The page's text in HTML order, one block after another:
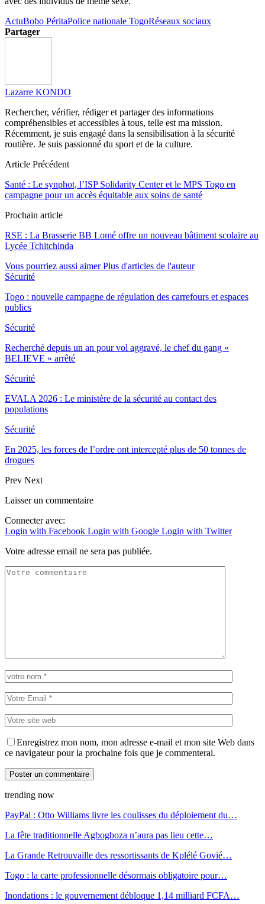
ActuBobo PéritaPolice nationale TogoRéseaux sociaux
Partager
Lazarre KONDO
Rechercher, vérifier, rédiger et partager des informations
compréhensibles et accessibles à tous, telle est ma mission.
Récemment, je suis engagé dans la sensibilisation à la sécurité
routière. Je suis passionné du sport et de la culture.
Article Précédent
Santé : Le synphot, l’ISP Solidarity Center et le MPS Togo en
campagne pour un accès équitable aux soins de santé
Prochain article
RSE : La Brasserie BB Lomé offre un nouveau bâtiment scolaire au
Lycée Tchitchinda
Vous pourriez aussi aimer Plus d'articles de l'auteur
Sécurité
Togo : nouvelle campagne de régulation des carrefours et espaces
publics
Sécurité
Recherché depuis un an pour vol aggravé, le chef du gang «
BELIEVE » arrêté
Sécurité
EVALA 2026 : Le ministère de la sécurité au contact des
populations
Sécurité
En 2025, les forces de l’ordre ont intercepté plus de 50 tonnes de
drogues
Prev Next
Laisser un commentaire
Connecter avec:
Login with Facebook Login with Google Login with Twitter
Votre adresse email ne sera pas publiée.
Enregistrez mon nom, mon adresse e-mail et mon site Web dans
ce navigateur pour la prochaine fois que je commenterai.
trending now
PayPal : Otto Williams livre les coulisses du déploiement du…
La fête traditionnelle Agbogboza n’aura pas lieu cette…
La Grande Retrouvaille des ressortissants de Kplélé Govié…
Togo : la carte professionnelle désormais obligatoire pour…
Inondations : le gouvernement débloque 1,14 milliard FCFA…